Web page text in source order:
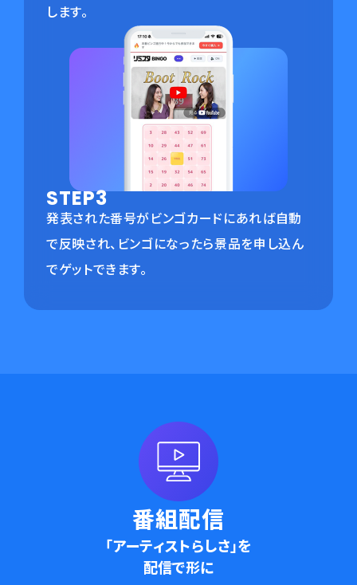
します。
STEP3
発表された番号がビンゴカードにあれば自動
で反映され、ビンゴになったら景品を申し込ん
でゲットできます。
番組配信
「アーティストらしさ」を
配信で形に